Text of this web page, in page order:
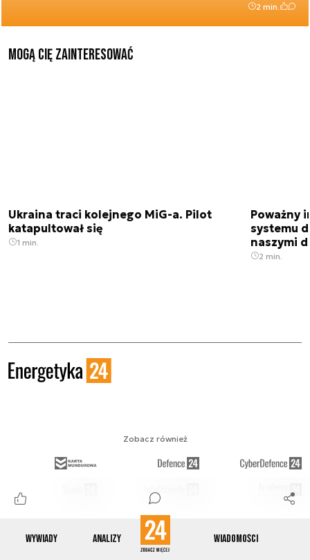
Wywiady Analizy Wiadomości
2 min.
Mogą Cię zainteresować
Ukraina traci kolejnego MiG-a. Pilot
katapultował się
1 min.
Poważny
systemu
naszymi
2 min.
Obserwuj nas
Zobacz również